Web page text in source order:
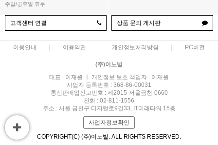
주말/공휴일 휴무
고객센터 연결 상품 문의 게시판
이용안내 이용약관 개인정보처리방침 PC버전
(주)이노빌
대표 : 이재원 ㅣ 개인정보 보호 책임자 : 이재원
사업자 등록번호 : 368-86-00031
통신판매업신고번호 : 제2015-서울금천-0660
전화 : 02-811-1556
주소 : 서울 금천구 디지털로9길33, IT미래타워 15층
사업자정보확인
COPYRIGHT(C) (주)이노빌. ALL RIGHTS RESERVED.